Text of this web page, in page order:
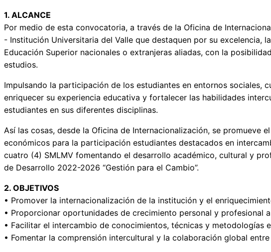
1. ALCANCE
Por medio de esta convocatoria, a través de la Oficina de
- Institución Universitaria del Valle que destaquen por su excelencia,
Educación Superior nacionales o extranjeras aliadas, con la
estudios.
Impulsando la participación de los estudiantes en entornos
enriquecer su experiencia educativa y fortalecer las habilidades
estudiantes en sus diferentes disciplinas.
Así las cosas, desde la Oficina de Internacionalización, se
económicos para la participación estudiantes destacados en
cuatro (4) SMLMV fomentando el desarrollo académico, cultural y
de Desarrollo 2022-2026 “Gestión para el Cambio”.
2. OBJETIVOS
• Promover la internacionalización de la institución y el
• Proporcionar oportunidades de crecimiento personal y profesional
• Facilitar el intercambio de conocimientos, técnicas y metodologías
• Fomentar la comprensión intercultural y la colaboración global